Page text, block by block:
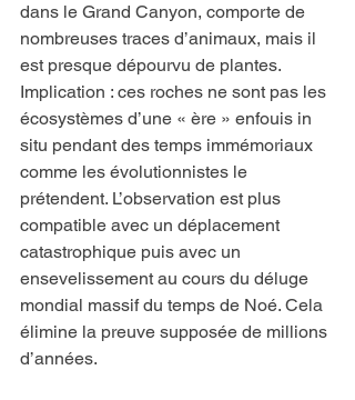
dans le Grand Canyon, comporte de
nombreuses traces d’animaux, mais il
est presque dépourvu de plantes.
Implication : ces roches ne sont pas les
écosystèmes d’une « ère » enfouis in
situ pendant des temps immémoriaux
comme les évolutionnistes le
prétendent. L’observation est plus
compatible avec un déplacement
catastrophique puis avec un
ensevelissement au cours du déluge
mondial massif du temps de Noé. Cela
élimine la preuve supposée de millions
d’années.